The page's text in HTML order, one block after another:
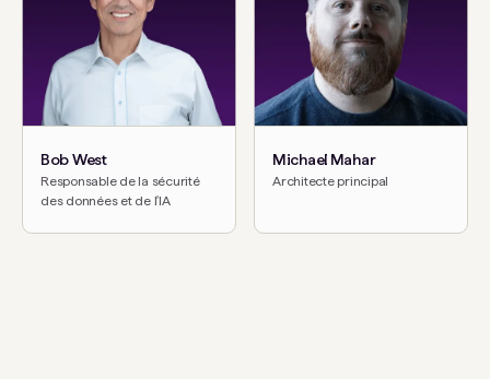
Bob West
Responsable de la sécurité
des données et de l'IA
Michael Mahar
Architecte principal